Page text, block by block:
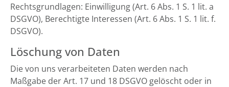
Rechtsgrundlagen: Einwilligung (Art. 6 Abs. 1 S. 1 lit. a
DSGVO), Berechtigte Interessen (Art. 6 Abs. 1 S. 1 lit. f.
DSGVO).
Löschung von Daten
Die von uns verarbeiteten Daten werden nach
Maßgabe der Art. 17 und 18 DSGVO gelöscht oder in